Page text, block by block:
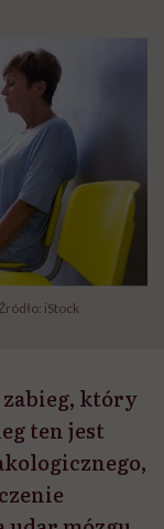
iStock
który
ten jest